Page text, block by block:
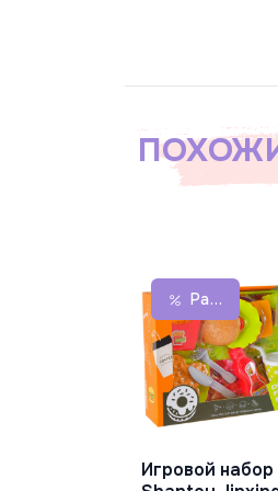
Распродажа
В Корзину
Игровой набор